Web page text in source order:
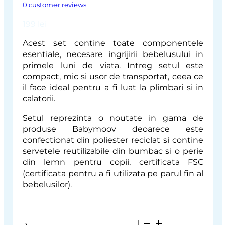
0 customer reviews
Acest set contine toate componentele
esentiale, necesare ingrijirii bebelusului in
primele luni de viata. Intreg setul este
compact, mic si usor de transportat, ceea ce
il face ideal pentru a fi luat la plimbari si in
calatorii.
Setul reprezinta o noutate in gama de
produse Babymoov deoarece este
confectionat din poliester reciclat si contine
servetele reutilizabile din bumbac si o perie
din lemn pentru copii, certificata FSC
(certificata pentru a fi utilizata pe parul fin al
bebelusilor).
Babymoov